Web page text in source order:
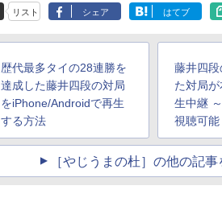
リスト シェア はてブ
歴代最多タイの28連勝を
達成した藤井四段の対局
をiPhone/Androidで再生
する方法
藤井四
た対局
生中継
視聴可能
［やじうまの杜］の他の記事